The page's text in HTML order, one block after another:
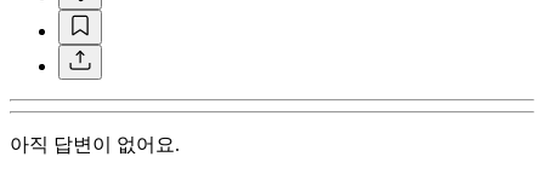
아직 답변이 없어요.